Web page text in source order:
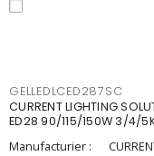
GELLEDLCED287SC
CURRENT LIGHTING
ED28 90/115/150W 3/4/
Manufacturier :